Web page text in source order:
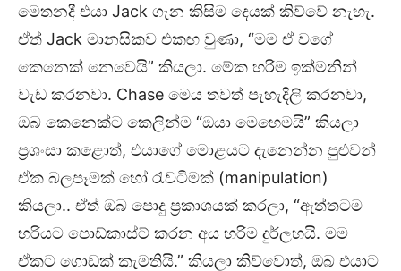
මෙතනදී එයා Jack ගැන කිසිම දෙයක් කිව්වේ නැහැ.
ඒත් Jack මානසිකව එකඟ වුණා, “මම ඒ වගේ
කෙනෙක් නෙවෙයි” කියලා. මේක හරිම ඉක්මනින්
වැඩ කරනවා. Chase මෙය තවත් පැහැදිලි කරනවා,
ඔබ කෙනෙක්ට කෙලින්ම “ඔයා මෙහෙමයි” කියලා
ප්‍රශංසා කළොත්, එයාගේ මොළයට දැනෙන්න පුළුවන්
ඒක බලපෑමක් හෝ රැවටීමක් (manipulation)
කියලා.. ඒත් ඔබ පොදු ප්‍රකාශයක් කරලා, “ඇත්තටම
හරියට පොඩ්කාස්ට් කරන අය හරිම දුර්ලභයි. මම
ඒකට ගොඩක් කැමතියි.” කියලා කිව්වොත්, ඔබ එයාට